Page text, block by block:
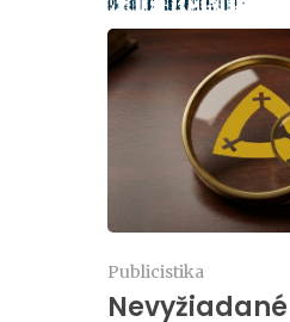
Publicistika